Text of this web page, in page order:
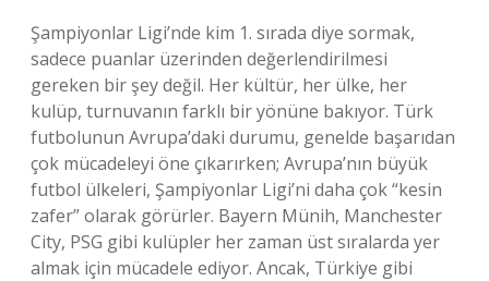
Şampiyonlar Ligi’nde kim 1. sırada diye sormak,
sadece puanlar üzerinden değerlendirilmesi
gereken bir şey değil. Her kültür, her ülke, her
kulüp, turnuvanın farklı bir yönüne bakıyor. Türk
futbolunun Avrupa’daki durumu, genelde başarıdan
çok mücadeleyi öne çıkarırken; Avrupa’nın büyük
futbol ülkeleri, Şampiyonlar Ligi’ni daha çok “kesin
zafer” olarak görürler. Bayern Münih, Manchester
City, PSG gibi kulüpler her zaman üst sıralarda yer
almak için mücadele ediyor. Ancak, Türkiye gibi